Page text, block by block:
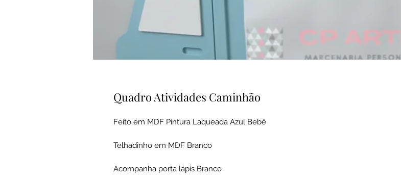
Quadro Atividades Caminhão
Feito em MDF Pintura Laqueada Azul Bebê
Telhadinho em MDF Branco
Acompanha porta lápis Branco